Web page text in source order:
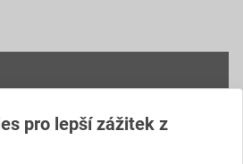
Magnezium 120 g/m²
pro lepší zážitek z